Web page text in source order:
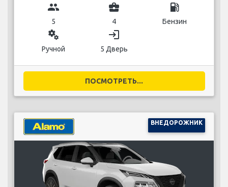
group
5
business_center
4
local_gas_station
Бензин
miscellaneous_services
Ручной
login
5 Дверь
ПОСМОТРЕТЬ...
ВНЕДОРОЖНИК